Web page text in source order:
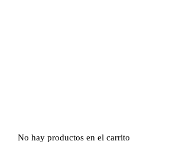
No hay productos en el carrito